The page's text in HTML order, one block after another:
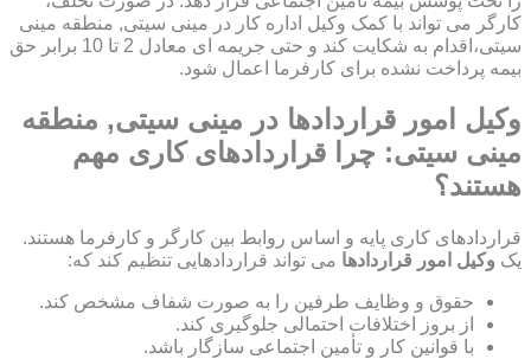
کارگر می تواند با کمک وکیل اداره کار در مینی سیتی, منطقه مینی
سیتی،اقدام به شکایت کند و حتی جریمه ای معادل 2 تا 10 برابر حق
بیمه پرداخت نشده برای کارفرما اعمال شود.
وکیل امور قراردادها در مینی سیتی, منطقه
مینی سیتی: چرا قراردادهای کاری مهم
هستند؟
قراردادهای کاری پایه و اساس روابط بین کارگر و کارفرما هستند.
یک وکیل امور قراردادها می تواند قراردادهایی تنظیم کند که:
حقوق و وظایف طرفین را به صورت شفاف مشخص کند.
از بروز اختلافات احتمالی جلوگیری کند.
با قوانین کار و تأمین اجتماعی سازگار باشد.